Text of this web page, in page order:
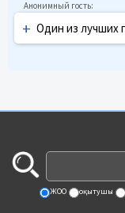
+ Один из лучших
ЖОО оқытушы